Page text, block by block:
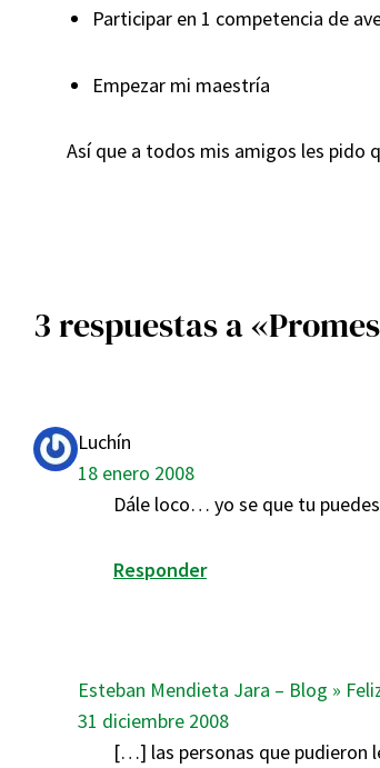
Participar en 1 competencia de
Empezar mi maestría
Así que a todos mis amigos les pido
3 respuestas a
Luchín
18 enero 2008
Dále loco… yo se que tu
Responder
Esteban Mendieta Jara – Blog »
31 diciembre 2008
[…] las personas que pudieron